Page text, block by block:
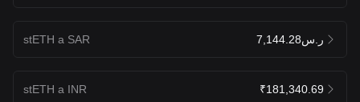
stETH a SAR ر.س7,144.28
stETH a INR ₹181,340.69